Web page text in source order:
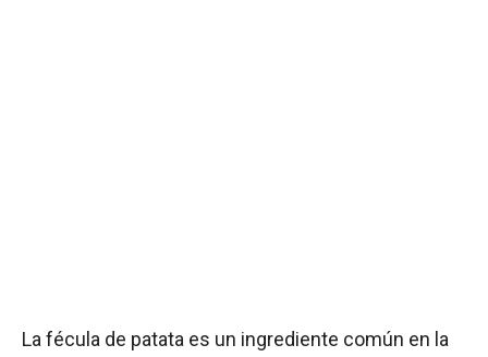
La fécula de patata es un ingrediente común en la